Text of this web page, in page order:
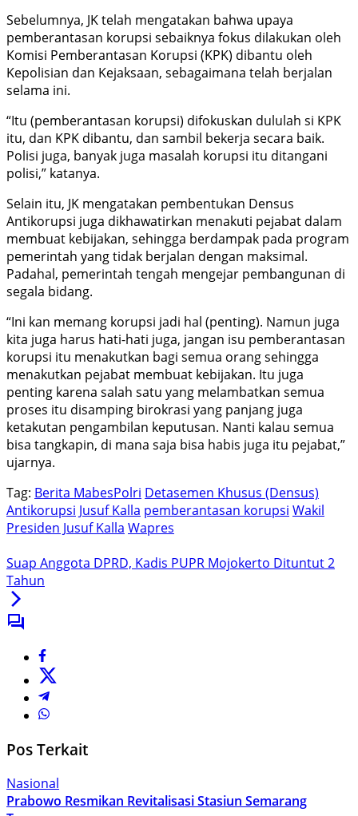
Sebelumnya, JK telah mengatakan bahwa upaya
pemberantasan korupsi sebaiknya fokus dilakukan oleh
Komisi Pemberantasan Korupsi (KPK) dibantu oleh
Kepolisian dan Kejaksaan, sebagaimana telah berjalan
selama ini.
“Itu (pemberantasan korupsi) difokuskan dululah si KPK
itu, dan KPK dibantu, dan sambil bekerja secara baik.
Polisi juga, banyak juga masalah korupsi itu ditangani
polisi,” katanya.
Selain itu, JK mengatakan pembentukan Densus
Antikorupsi juga dikhawatirkan menakuti pejabat dalam
membuat kebijakan, sehingga berdampak pada program
pemerintah yang tidak berjalan dengan maksimal.
Padahal, pemerintah tengah mengejar pembangunan di
segala bidang.
“Ini kan memang korupsi jadi hal (penting). Namun juga
kita juga harus hati-hati juga, jangan isu pemberantasan
korupsi itu menakutkan bagi semua orang sehingga
menakutkan pejabat membuat kebijakan. Itu juga
penting karena salah satu yang melambatkan semua
proses itu disamping birokrasi yang panjang juga
ketakutan pengambilan keputusan. Nanti kalau semua
bisa tangkapin, di mana saja bisa habis juga itu pejabat,”
ujarnya.
Tag: Berita MabesPolri Detasemen Khusus (Densus)
Antikorupsi Jusuf Kalla pemberantasan korupsi Wakil
Presiden Jusuf Kalla Wapres
Suap Anggota DPRD, Kadis PUPR Mojokerto Dituntut 2
Tahun
Pos Terkait
Nasional
Prabowo Resmikan Revitalisasi Stasiun Semarang